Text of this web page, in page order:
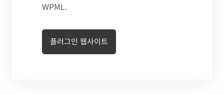
WPML.
플러그인 웹사이트